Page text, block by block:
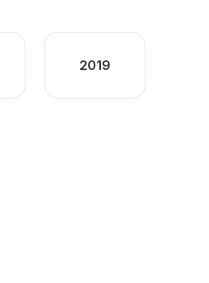
2019